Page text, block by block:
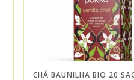
CHÁ BAUNILHA BIO 20